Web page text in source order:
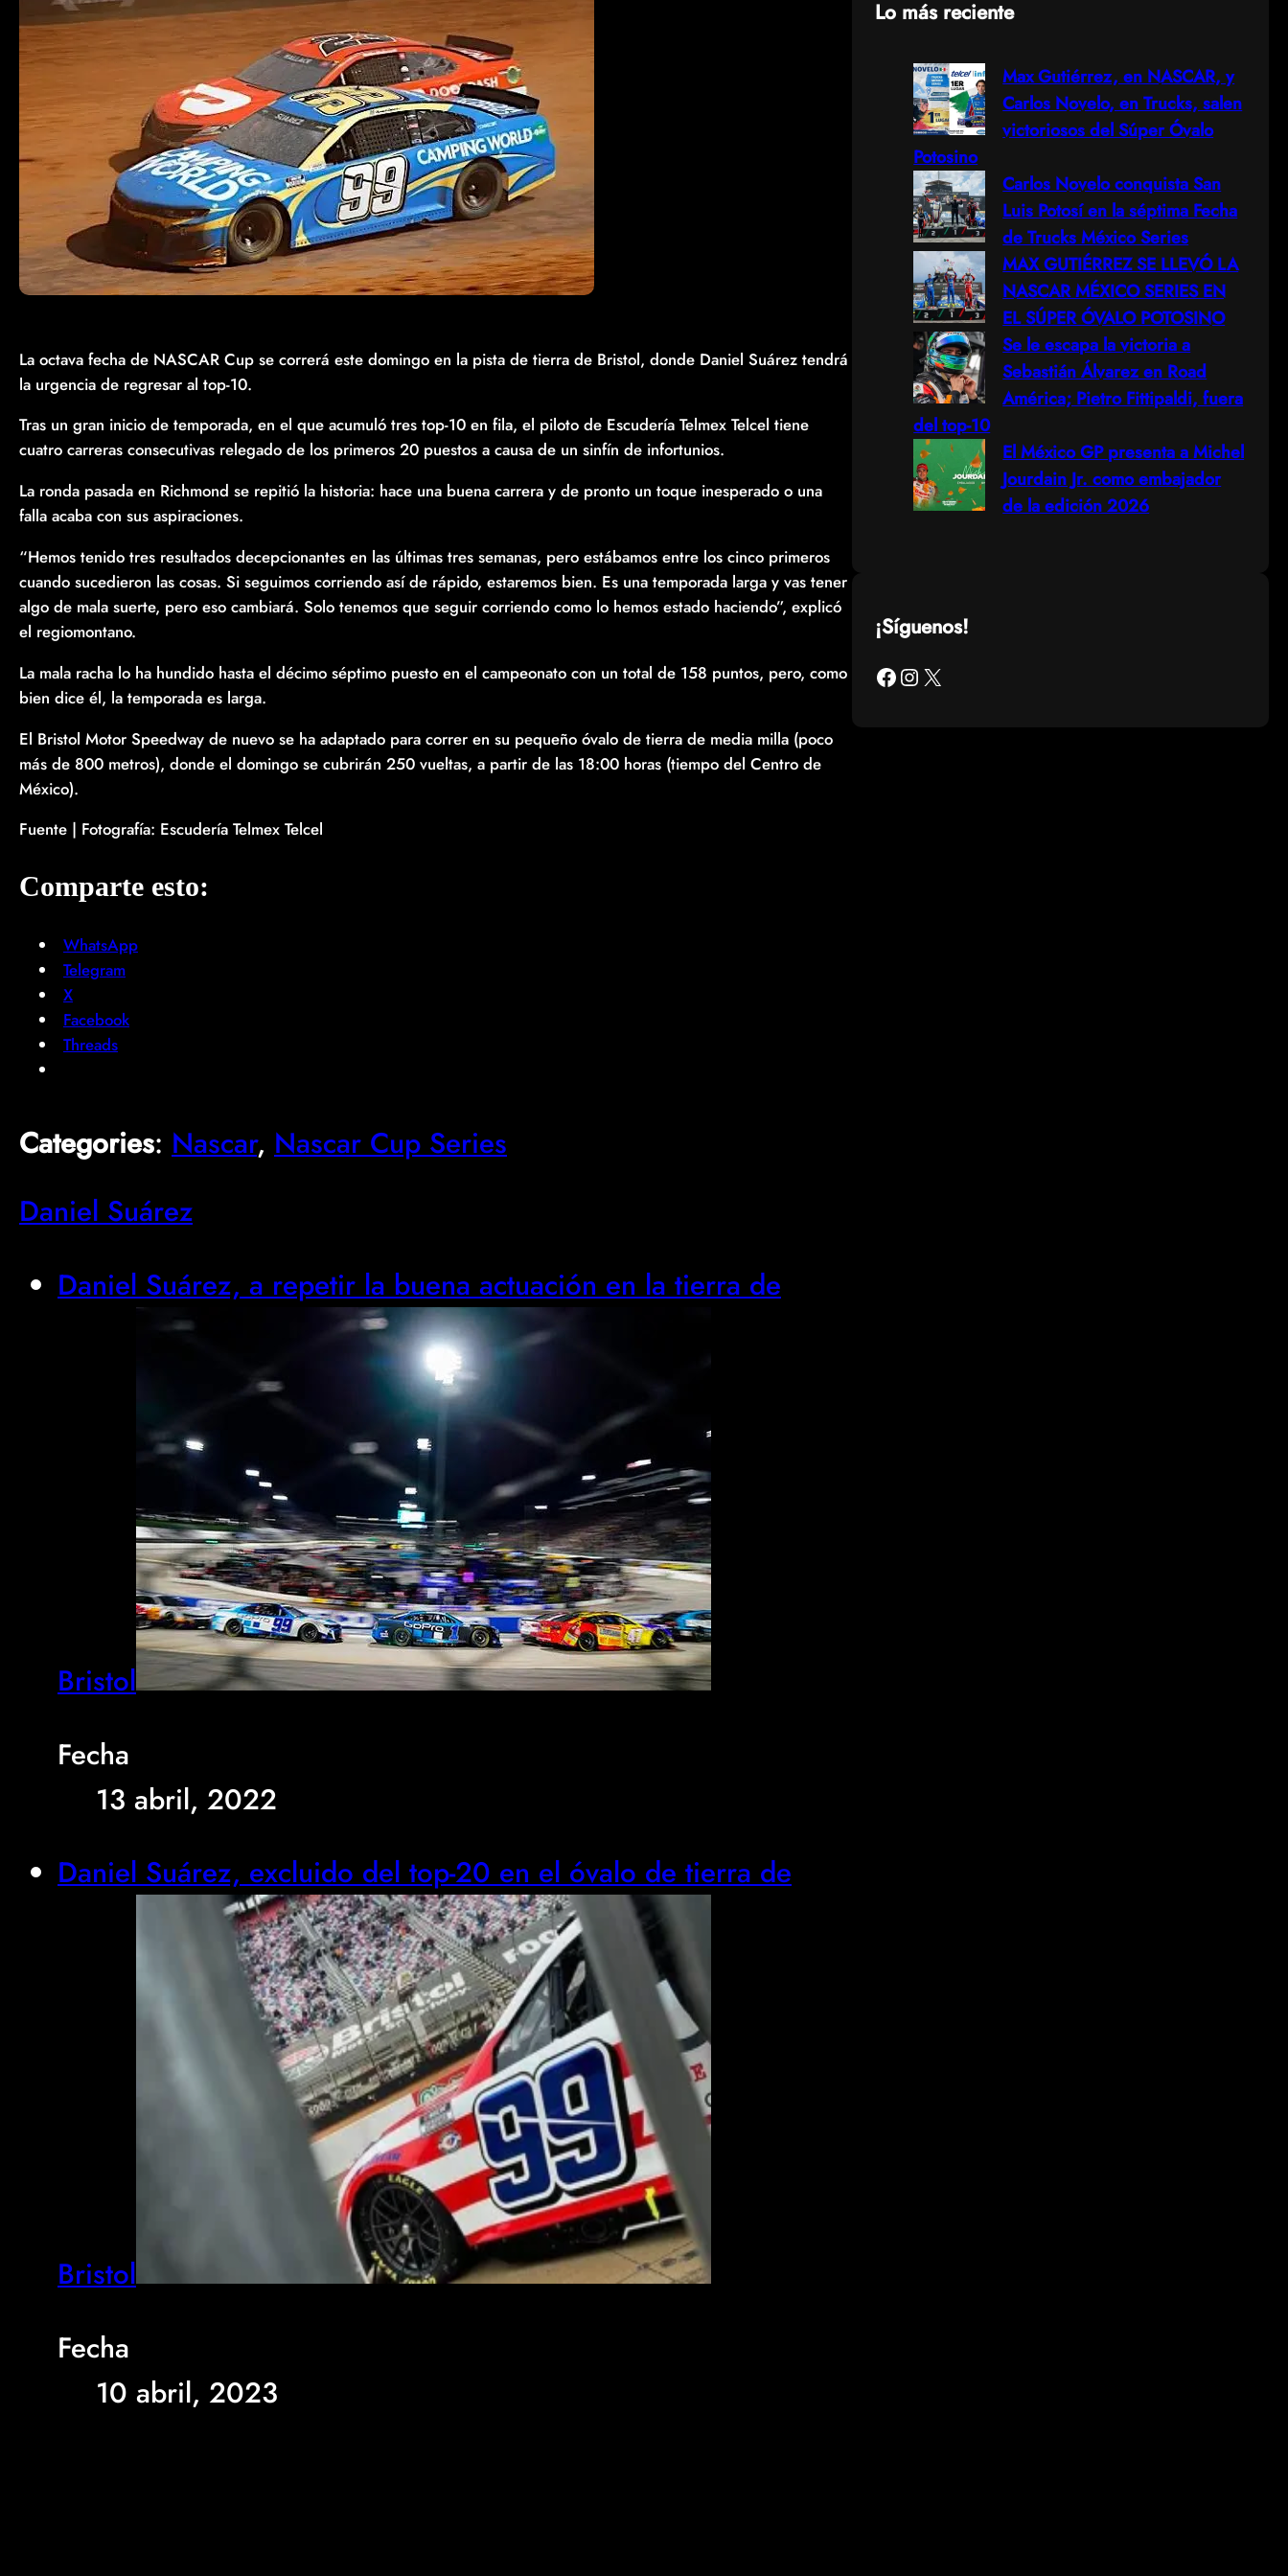
La octava fecha de NASCAR Cup se correrá este domingo en la pista de tierra de Bristol, donde Daniel Suárez tendrá
la urgencia de regresar al top-10.
Tras un gran inicio de temporada, en el que acumuló tres top-10 en fila, el piloto de Escudería Telmex Telcel tiene
cuatro carreras consecutivas relegado de los primeros 20 puestos a causa de un sinfín de infortunios.
La ronda pasada en Richmond se repitió la historia: hace una buena carrera y de pronto un toque inesperado o una
falla acaba con sus aspiraciones.
“Hemos tenido tres resultados decepcionantes en las últimas tres semanas, pero estábamos entre los cinco primeros
cuando sucedieron las cosas. Si seguimos corriendo así de rápido, estaremos bien. Es una temporada larga y vas tener
algo de mala suerte, pero eso cambiará. Solo tenemos que seguir corriendo como lo hemos estado haciendo”, explicó
el regiomontano.
La mala racha lo ha hundido hasta el décimo séptimo puesto en el campeonato con un total de 158 puntos, pero, como
bien dice él, la temporada es larga.
El Bristol Motor Speedway de nuevo se ha adaptado para correr en su pequeño óvalo de tierra de media milla (poco
más de 800 metros), donde el domingo se cubrirán 250 vueltas, a partir de las 18:00 horas (tiempo del Centro de
México).
Fuente | Fotografía: Escudería Telmex Telcel
Comparte esto:
WhatsApp
Telegram
X
Facebook
Threads
Categories: Nascar, Nascar Cup Series
Daniel Suárez
Daniel Suárez, a repetir la buena actuación en la tierra de
Bristol
Fecha
13 abril, 2022
Daniel Suárez, excluido del top-20 en el óvalo de tierra de
Bristol
Fecha
10 abril, 2023
Lo más reciente
Max Gutiérrez, en NASCAR, y
Carlos Novelo, en Trucks, salen
victoriosos del Súper Óvalo
Potosino
Carlos Novelo conquista San
Luis Potosí en la séptima Fecha
de Trucks México Series
MAX GUTIÉRREZ SE LLEVÓ LA
NASCAR MÉXICO SERIES EN
EL SÚPER ÓVALO POTOSINO
Se le escapa la victoria a
Sebastián Álvarez en Road
América; Pietro Fittipaldi, fuera
del top-10
El México GP presenta a Michel
Jourdain Jr. como embajador
de la edición 2026
¡Síguenos!
Facebook Instagram X